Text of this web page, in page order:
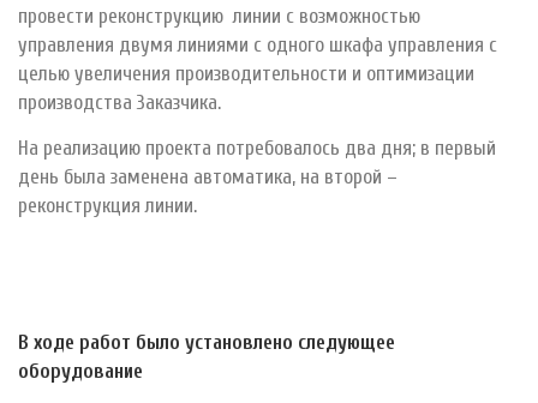
провести реконструкцию линии с возможностью
управления двумя линиями с одного шкафа управления с
целью увеличения производительности и оптимизации
производства Заказчика.
На реализацию проекта потребовалось два дня; в первый
день была заменена автоматика, на второй –
реконструкция линии.
В ходе работ было установлено следующее
оборудование